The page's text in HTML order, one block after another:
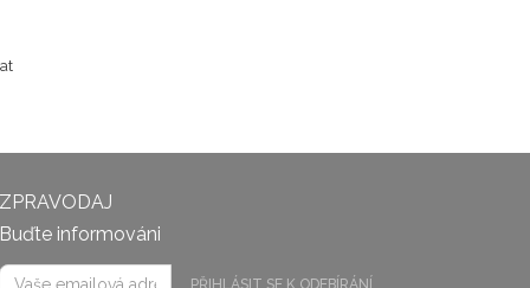
ZPRAVODAJ
Buďte informováni